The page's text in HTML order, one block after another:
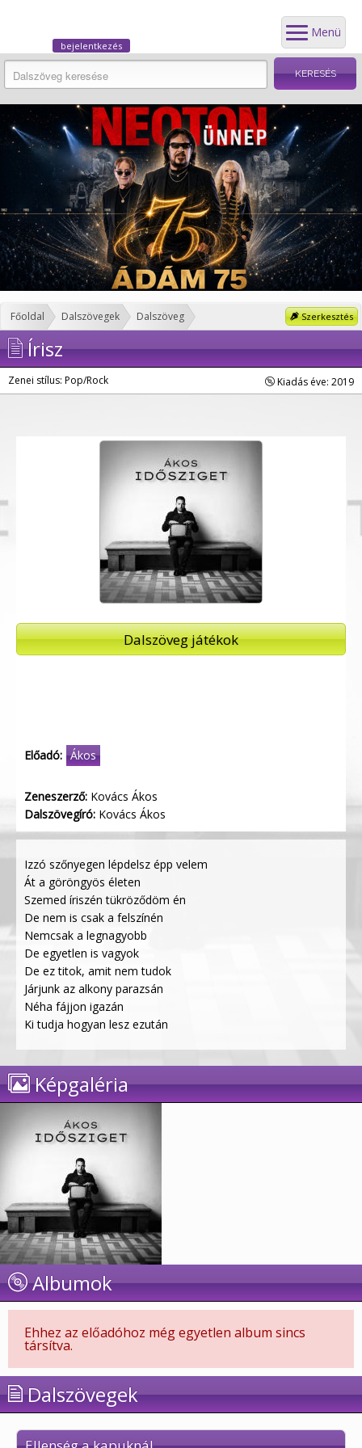
Menü
bejelentkezés
Szerkesztés
Főoldal Dalszövegek Dalszöveg
Írisz
Zenei stílus: Pop/Rock Kiadás éve: 2019
Dalszöveg játékok
Előadó: Ákos
Zeneszerző: Kovács Ákos
Dalszövegíró: Kovács Ákos
Izzó szőnyegen lépdelsz épp velem
Át a göröngyös életen
Szemed íriszén tükröződöm én
De nem is csak a felszínén
Nemcsak a legnagyobb
De egyetlen is vagyok
De ez titok, amit nem tudok
Járjunk az alkony parazsán
Néha fájjon igazán
Ki tudja hogyan lesz ezután
Képgaléria
Albumok
Ehhez az előadóhoz még egyetlen album sincs
társítva.
Dalszövegek